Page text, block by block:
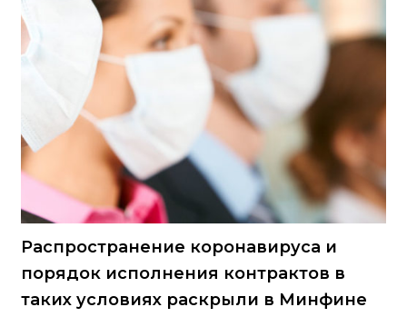
Распространение коронавируса и
порядок исполнения контрактов в
таких условиях раскрыли в Минфине